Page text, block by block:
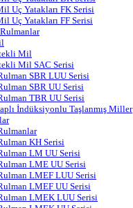
Uç Yatakları FK Serisi
Uç Yatakları FF Serisi
Mil
Mil SAC Serisi
SBR LUU Serisi
SBR UU Serisi
TBR UU Serisi
İndüksiyonlu Taşlanmış Miller
KH Serisi
LM UU Serisi
LME UU Serisi
LMEF LUU Serisi
LMEF UU Serisi
LMEK LUU Serisi